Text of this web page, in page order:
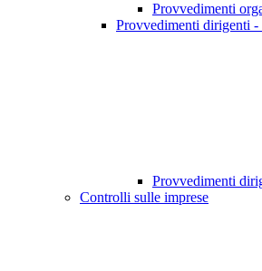
Provvedimenti
Provvedimenti dirigenti -
Provvedimenti
Controlli sulle imprese